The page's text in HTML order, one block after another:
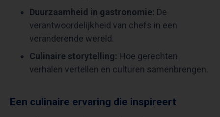
Duurzaamheid in gastronomie: De
verantwoordelijkheid van chefs in een
veranderende wereld.
Culinaire storytelling: Hoe gerechten
verhalen vertellen en culturen samenbrengen.
Een culinaire ervaring die inspireert